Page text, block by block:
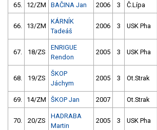
65. 12/ZM BAČINA Jan 2006 3 Č.Lípa
66. 13/ZM
KÁRNÍK
Tadeáš
2006 3 USK Pha
67. 18/ZS
ENRIGUE
Rendon
2005 3 USK Pha
68. 19/ZS
ŠKOP
Jáchym
2005 3 Ot.Strak
69. 14/ZM ŠKOP Jan 2007 Ot.Strak
70. 20/ZS
HADRABA
Martin
2005 3 USK Pha